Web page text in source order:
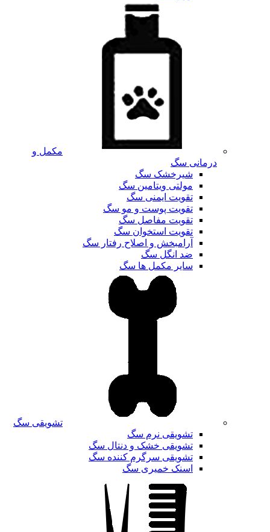
مکمل و
درمانی سگ
شیرخشک سگ
مولتی ویتامین سگ
تقویت ایمنی سگ
تقویت پوست و مو سگ
تقویت مفاصل سگ
تقویت استخوان سگ
آرامبخش و اصلاح رفتار سگ
ضد انگل سگ
سایر مکمل ها سگ
تشویقی سگ
تشویقی نرم سگ
تشویقی خشک و دنتال سگ
تشویقی سرگرم کننده سگ
اسنک خمیری سگ